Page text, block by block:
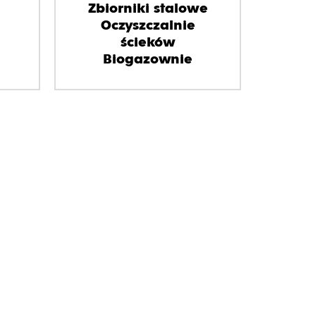
Zbiorniki stalowe
Oczyszczalnie
ścieków
Biogazownie